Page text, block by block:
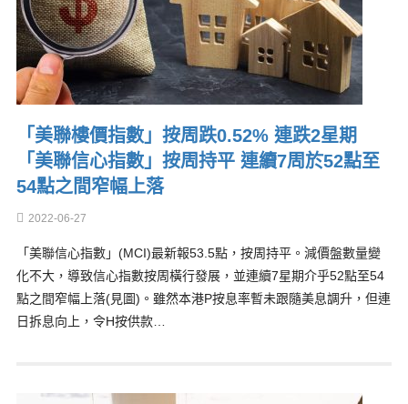
「美聯樓價指數」按周跌0.52% 連跌2星期
「美聯信心指數」按周持平 連續7周於52點至
54點之間窄幅上落
2022-06-27
「美聯信心指數」(MCI)最新報53.5點，按周持平。減價盤數量變
化不大，導致信心指數按周橫行發展，並連續7星期介乎52點至54
點之間窄幅上落(見圖)。雖然本港P按息率暫未跟隨美息調升，但連
日拆息向上，令H按供款…